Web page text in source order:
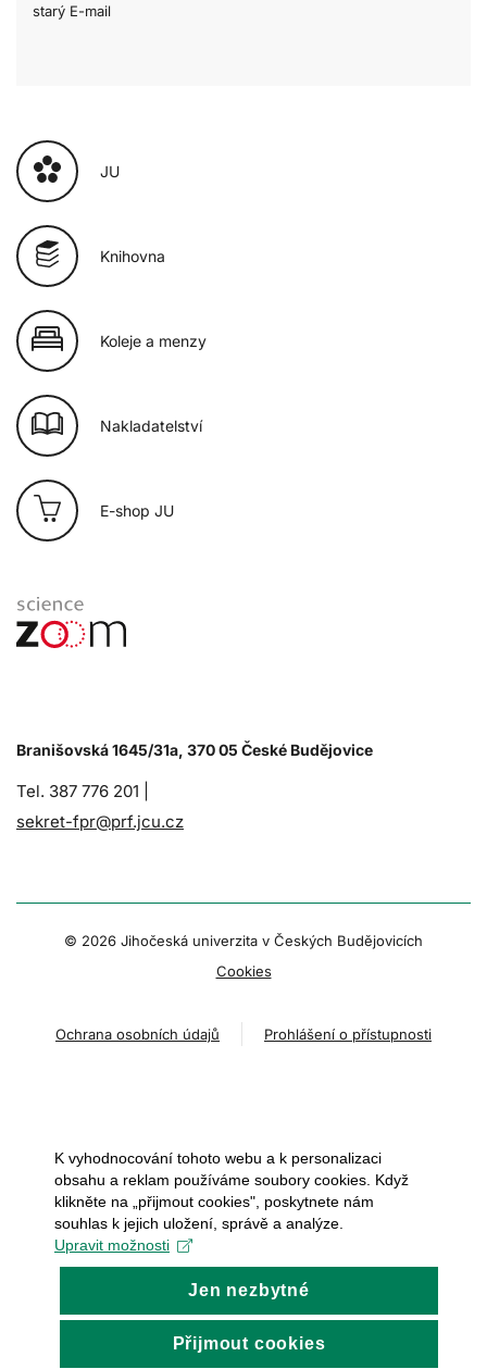
starý E-mail
JU
Knihovna
Koleje a menzy
Nakladatelství
E-shop JU
Branišovská 1645/31a, 370 05 České Budějovice
Tel. 387 776 201 |
sekret-fpr@prf.jcu.cz
© 2026 Jihočeská univerzita v Českých Budějovicích
Cookies
Ochrana osobních údajů Prohlášení o přístupnosti
K vyhodnocování tohoto webu a k personalizaci
obsahu a reklam používáme soubory cookies. Když
klikněte na „přijmout cookies", poskytnete nám
souhlas k jejich uložení, správě a analýze.
Upravit možnosti
Jen nezbytné
Přijmout cookies